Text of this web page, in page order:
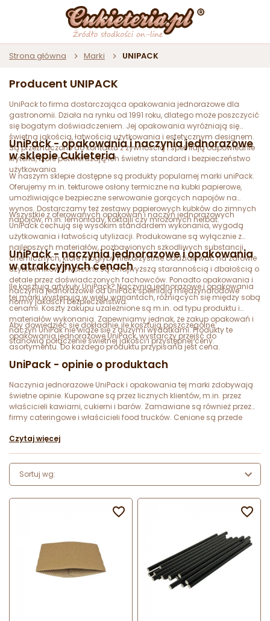
Strona główna Marki UNIPACK
Producent UNIPACK
UniPack to firma dostarczająca opakowania jednorazowe dla
gastronomii. Działa na rynku od 1991 roku, dlatego może poszczycić
się bogatym doświadczeniem. Jej opakowania wyróżniają się
świetną jakością, łatwością użytkowania i estetycznym designem.
Są przeznaczone do kontaktu z żywnością i spełniają odpowiednie
kryteria, które potwierdzają ich świetny standard i bezpieczeństwo
użytkowania.
UniPack - opakowania i naczynia jednorazowe
w sklepie Cukieteria
W naszym sklepie dostępne są produkty popularnej marki uniPack.
Oferujemy m.in. tekturowe osłony termiczne na kubki papierowe,
umożliwiające bezpieczne serwowanie gorących napojów na
wynos. Dostarczamy też zestawy papierowych kubków do zimnych
napojów, m.in. lemoniady, koktajli czy mrożonych herbat.
Wszystkie z oferowanych opakowań i naczyń jednorazowych
UniPack cechują się wysokim standardem wykonania, wygodą
użytkowania i łatwością utylizacji. Produkowane są wyłącznie z
najlepszych materiałów, pozbawionych szkodliwych substancji
chemicznych, które mogłyby niekorzystnie oddziaływać na zdrowie
użytkowników. Tworzone są z najwyższą starannością i dbałością o
detale przez doświadczonych fachowców. Ponadto opakowania i
naczynia jednorazowe od UniPack spełniają międzynarodowe
normy jakości i bezpieczeństwa.
UniPack - naczynia jednorazowe i opakowania
w atrakcyjnych cenach
Ile kosztują artykuły UniPack? Naczynia jednorazowe i opakowania
tej marki występują w wielu wariantach, różniących się między sobą
cenami. Koszty zakupu uzależnione są m.in. od typu produktu i
materiałów wykonania. Zapewniamy jednak, że zakup opakowań i
naczyń UniPak nie wiąże się z dużymi wydatkami. Produkty te
stanowią połączenie świetnej jakości i przystępnej ceny.
Aby dowiedzieć się dokładnie, ile kosztują poszczególne
opakowania jednorazowe UniPack, wystarczy przejść do
asortymentu. Do każdego produktu przypisana jest cena.
UniPack - opinie o produktach
Naczynia jednorazowe UniPack i opakowania tej marki zdobywają
świetne opinie. Kupowane są przez licznych klientów, m.in. przez
właścicieli kawiarni, cukierni i barów. Zamawiane są również przez
firmy cateringowe i właścicieli food trucków. Cenione są przede
wysoką odporność na przeciekanie. Chwalone są również za
brak wpływu na smak potraw czy napojów. Naczynia i opakowania
jednorazowe UniPack otrzymują rewelacyjne oceny także za
solidność konstrukcji i spełnianie norm.
Czytaj więcej
Sortuj wg:
 